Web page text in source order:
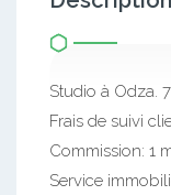
Studio à Odza.
Frais de suivi
Commission: 1
Service